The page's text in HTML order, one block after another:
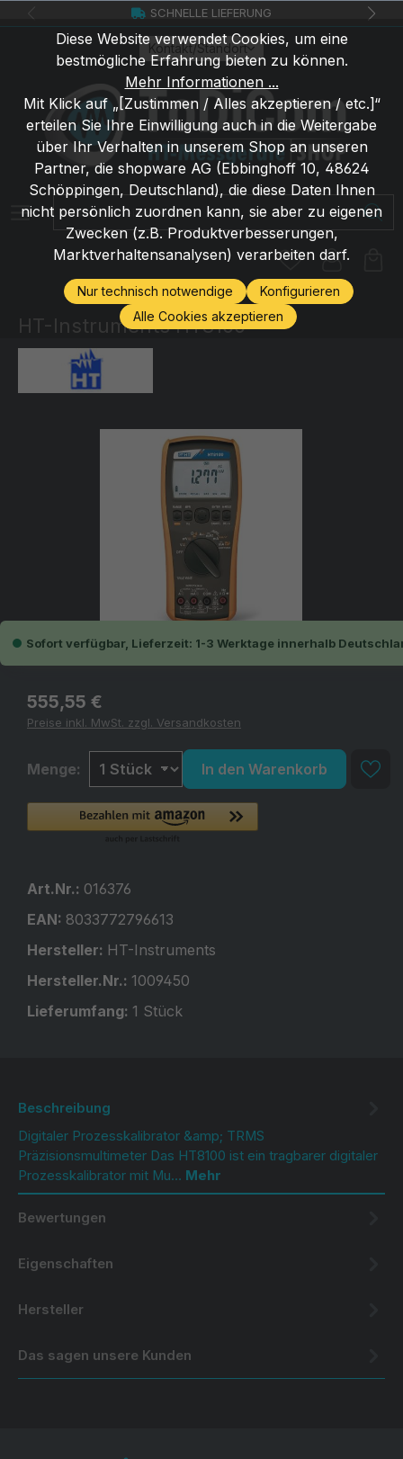
Zum Hauptinhalt springenSCHNELLE LIEFERUNG
Kontakt/Standort
Suchbegriff eingeben ...
HT-Instruments HT8100
Bildergalerie überspringen
Sofort verfügbar, Lieferzeit: 1-3 Werktage innerhalb
Regulärer Preis:
555,55 €
Preise inkl. MwSt. zzgl. Versandkosten
Menge: In den Warenkorb
Art.Nr.: 016376
EAN: 8033772796613
Hersteller: HT-Instruments
Hersteller.Nr.: 1009450
Lieferumfang: 1 Stück
Beschreibung
Digitaler Prozesskalibrator &amp; TRMS
Präzisionsmultimeter Das HT8100 ist ein tragbarer digitaler
Prozesskalibrator mit Mu… Mehr
Bewertungen
Eigenschaften
Hersteller
Das sagen unsere Kunden
Diese Website verwendet Cookies, um eine
bestmögliche Erfahrung bieten zu können.
Mehr Informationen ...
Mit Klick auf „[Zustimmen / Alles akzeptieren / etc.]“
erteilen Sie Ihre Einwilligung auch in die Weitergabe
über Ihr Verhalten in unserem Shop an unseren
Partner, die shopware AG (Ebbinghoff 10, 48624
Schöppingen, Deutschland), die diese Daten Ihnen
nicht persönlich zuordnen kann, sie aber zu eigenen
Zwecken (z.B. Produktverbesserungen,
Marktverhaltensanalysen) verarbeiten darf.
Nur technisch notwendige
Konfigurieren
Alle Cookies akzeptieren